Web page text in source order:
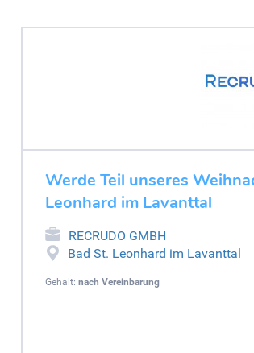
Werde Teil unseres
Leonhard im Lavanttal
RECRUDO GMBH
Bad St. Leonhard im Lavanttal
Gehalt: nach Vereinbarung